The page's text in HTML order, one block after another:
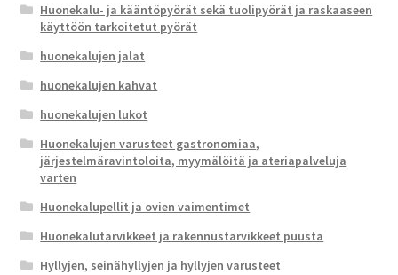
Huonekalu- ja kääntöpyörät sekä tuolipyörät ja raskaaseen
käyttöön tarkoitetut pyörät
huonekalujen jalat
huonekalujen kahvat
huonekalujen lukot
Huonekalujen varusteet gastronomiaa,
järjestelmäravintoloita, myymälöitä ja ateriapalveluja
varten
Huonekalupellit ja ovien vaimentimet
Huonekalutarvikkeet ja rakennustarvikkeet puusta
Hyllyjen, seinähyllyjen ja hyllyjen varusteet